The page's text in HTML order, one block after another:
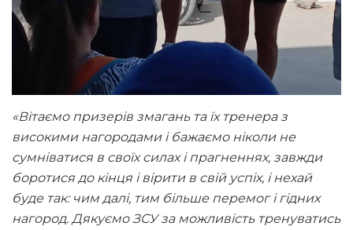
«Вітаємо призерів змагань та їх тренера з
високими нагородами і бажаємо ніколи не
сумніватися в своїх силах і прагненнях, завжди
боротися до кінця і вірити в свій успіх, і нехай
буде так: чим далі, тим більше перемог і гідних
нагород. Дякуємо ЗСУ за можливість тренуватись